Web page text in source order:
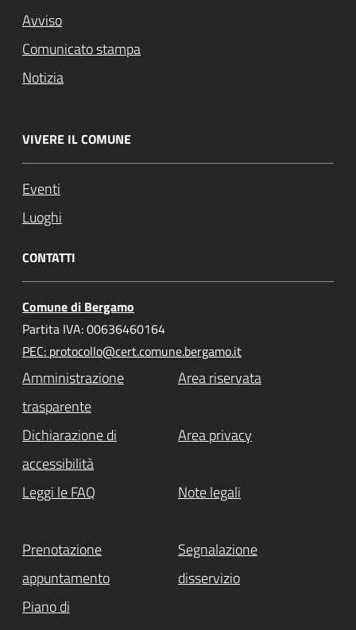
Avviso
Comunicato stampa
Notizia
VIVERE IL COMUNE
Eventi
Luoghi
CONTATTI
Comune di Bergamo
Partita IVA: 00636460164
PEC: protocollo@cert.comune.bergamo.it
Amministrazione
trasparente
Area riservata
Dichiarazione di
accessibilità
Area privacy
Leggi le FAQ Note legali
Prenotazione
appuntamento
Segnalazione
disservizio
Piano di